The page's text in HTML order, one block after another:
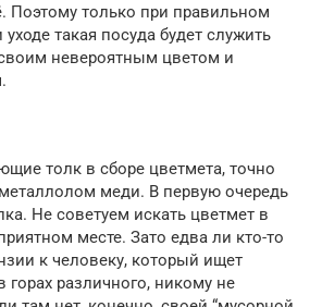
Поэтому только при правильном
такая посуда будет служить
невероятным цветом и
толк в сборе цветмета, точно
меди. В первую очередь
Не советуем искать цветмет в
месте. Зато едва ли кто-то
к человеку, который ищет
различного, никому не